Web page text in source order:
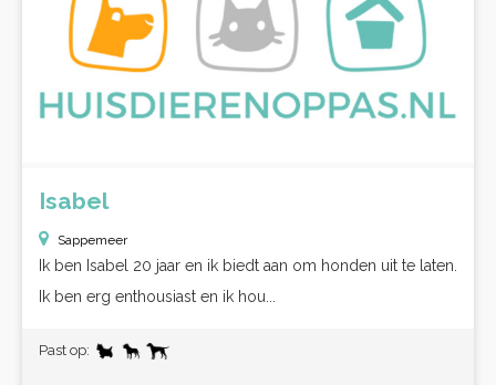
Isabel
Sappemeer
Ik ben Isabel 20 jaar en ik biedt aan om honden uit te laten.
Ik ben erg enthousiast en ik hou...
Past op: